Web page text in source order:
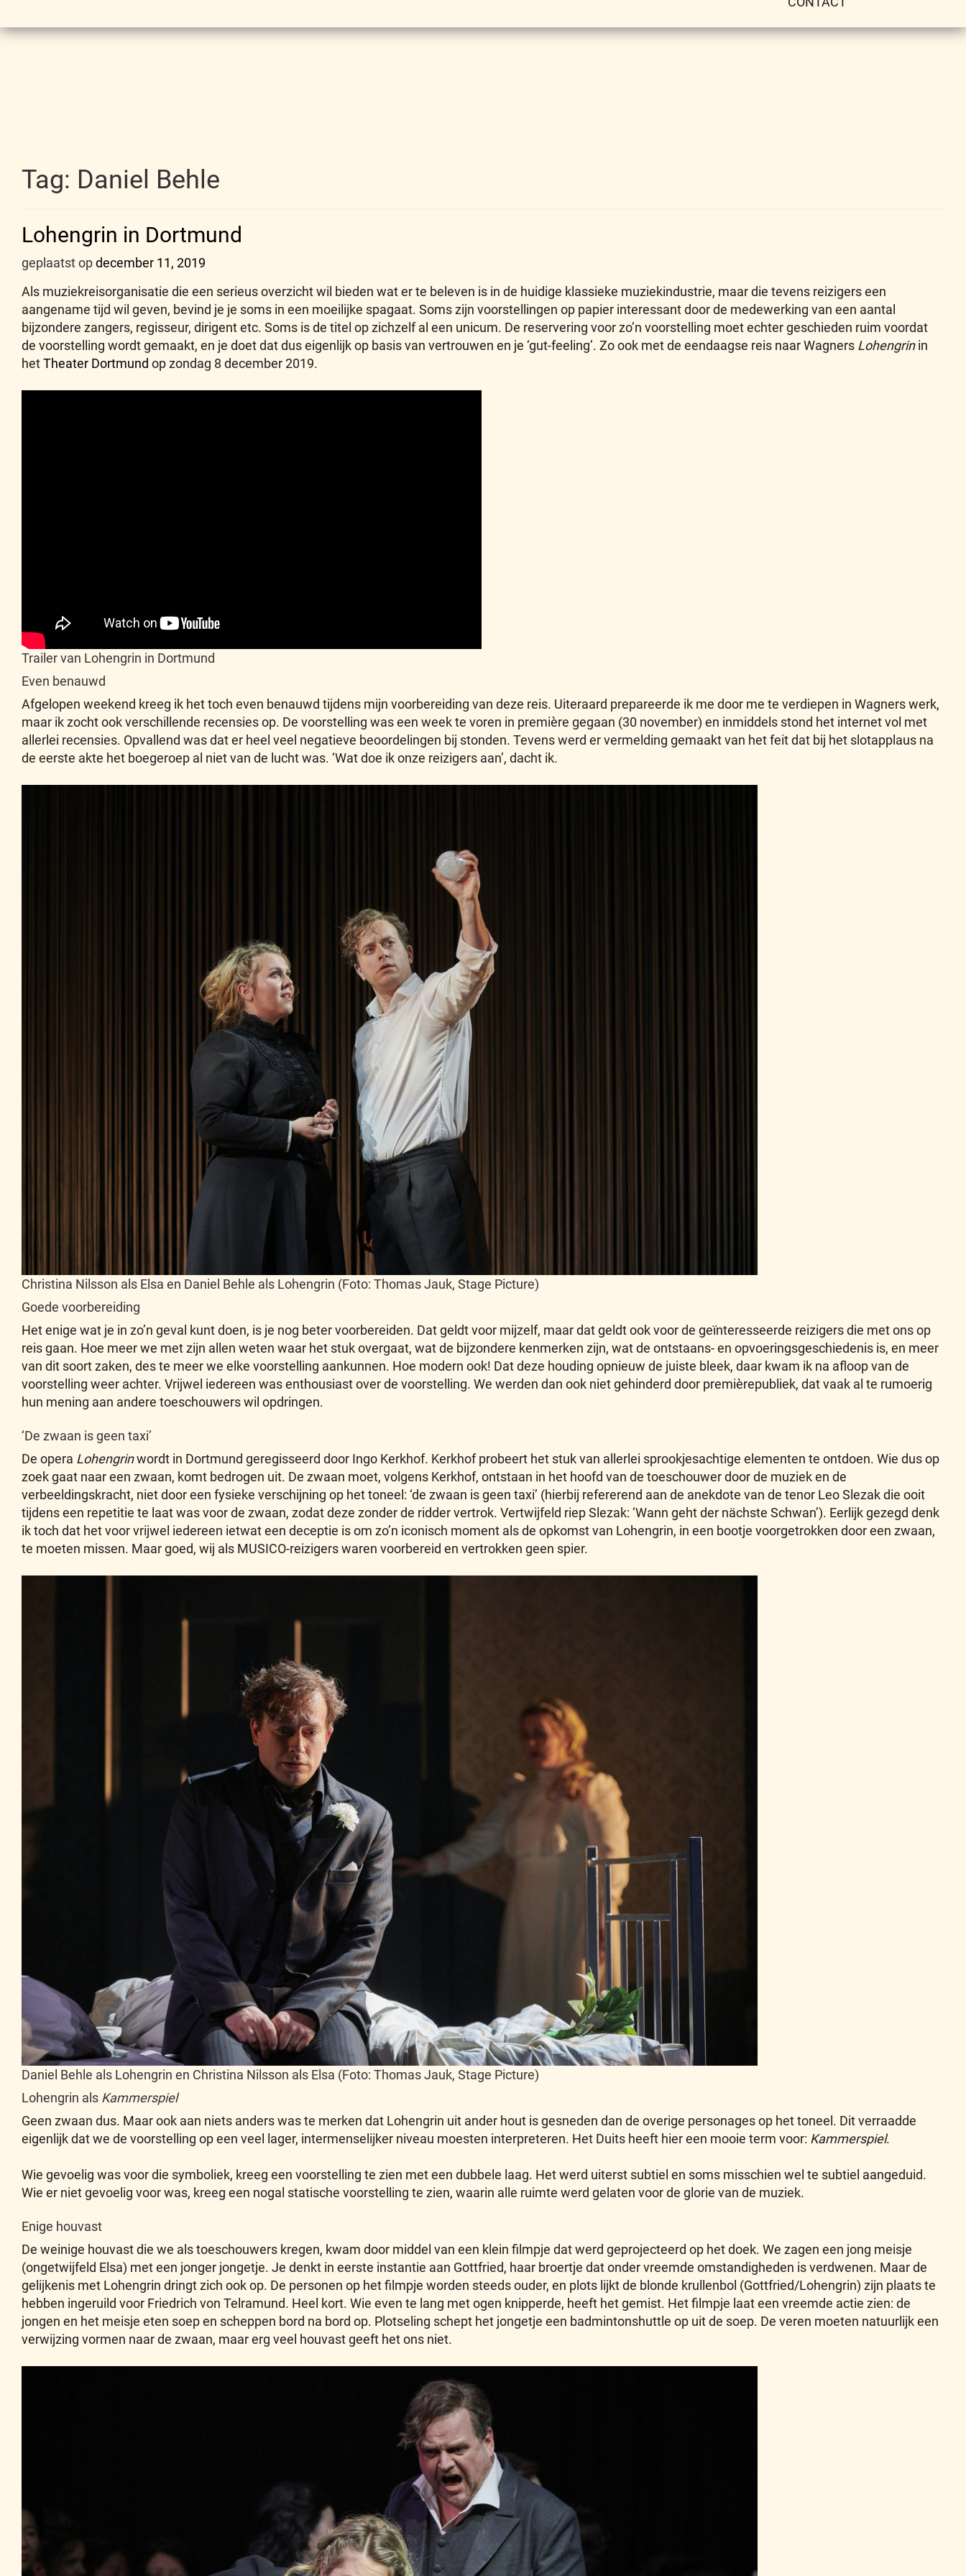
Tag: Daniel Behle
Lohengrin in Dortmund
geplaatst opdecember 11, 2019
Als muziekreisorganisatie die een serieus overzicht wil bieden wat er te beleven is in de huidige klassieke muziekindustrie, maar die tevens reizigers een
aangename tijd wil geven, bevind je je soms in een moeilijke spagaat. Soms zijn voorstellingen op papier interessant door de medewerking van een aantal
bijzondere zangers, regisseur, dirigent etc. Soms is de titel op zichzelf al een unicum. De reservering voor zo’n voorstelling moet echter geschieden ruim voordat
de voorstelling wordt gemaakt, en je doet dat dus eigenlijk op basis van vertrouwen en je ‘gut-feeling’. Zo ook met de eendaagse reis naar Wagners Lohengrinin
hetTheater Dortmund op zondag 8 december 2019.
Trailer van Lohengrin in Dortmund
Even benauwd
Afgelopen weekend kreeg ik het toch even benauwd tijdens mijn voorbereiding van deze reis. Uiteraard prepareerde ik me door me te verdiepen in Wagners werk,
maar ik zocht ook verschillende recensies op. De voorstelling was een week te voren in première gegaan (30 november) en inmiddels stond het internet vol met
allerlei recensies. Opvallend was dat er heel veel negatieve beoordelingen bij stonden. Tevens werd er vermelding gemaakt van het feit dat bij het slotapplaus na
de eerste akte het boegeroep al niet van de lucht was. ‘Wat doe ik onze reizigers aan’, dacht ik.
Christina Nilsson als Elsa en Daniel Behle als Lohengrin (Foto: Thomas Jauk, Stage Picture)
Goede voorbereiding
Het enige wat je in zo’n geval kunt doen, is je nog beter voorbereiden. Dat geldt voor mijzelf, maar dat geldt ook voor de geïnteresseerde reizigers die met ons op
reis gaan. Hoe meer we met zijn allen weten waar het stuk overgaat, wat de bijzondere kenmerken zijn, wat de ontstaans- en opvoeringsgeschiedenis is, en meer
van dit soort zaken, des te meer we elke voorstelling aankunnen. Hoe modern ook! Dat deze houding opnieuw de juiste bleek, daar kwam ik na afloop van de
voorstelling weer achter. Vrijwel iedereen was enthousiast over de voorstelling. We werden dan ook niet gehinderd door premièrepubliek, dat vaak al te rumoerig
hun mening aan andere toeschouwers wil opdringen.
‘De zwaan is geen taxi’
De opera Lohengrinwordt in Dortmund geregisseerd door Ingo Kerkhof. Kerkhof probeert het stuk van allerlei sprookjesachtige elementen te ontdoen. Wie dus op
zoek gaat naar een zwaan, komt bedrogen uit. De zwaan moet, volgens Kerkhof, ontstaan in het hoofd van de toeschouwer door de muziek en de
verbeeldingskracht, niet door een fysieke verschijning op het toneel: ‘de zwaan is geen taxi’ (hierbij refererend aan de anekdote van de tenor Leo Slezak die ooit
tijdens een repetitie te laat was voor de zwaan, zodat deze zonder de ridder vertrok. Vertwijfeld riep Slezak: ‘Wann geht der nächste Schwan’). Eerlijk gezegd denk
ik toch dat het voor vrijwel iedereen ietwat een deceptie is om zo’n iconisch moment als de opkomst van Lohengrin, in een bootje voorgetrokken door een zwaan,
te moeten missen. Maar goed, wij als MUSICO-reizigers waren voorbereid en vertrokken geen spier.
Daniel Behle als Lohengrin en Christina Nilsson als Elsa (Foto: Thomas Jauk, Stage Picture)
Lohengrin als Kammerspiel
Geen zwaan dus. Maar ook aan niets anders was te merken dat Lohengrin uit ander hout is gesneden dan de overige personages op het toneel. Dit verraadde
eigenlijk dat we de voorstelling op een veel lager, intermenselijker niveau moesten interpreteren. Het Duits heeft hier een mooie term voor: Kammerspiel.
Wie gevoelig was voor die symboliek, kreeg een voorstelling te zien met een dubbele laag. Het werd uiterst subtiel en soms misschien wel te subtiel aangeduid.
Wie er niet gevoelig voor was, kreeg een nogal statische voorstelling te zien, waarin alle ruimte werd gelaten voor de glorie van de muziek.
Enige houvast
De weinige houvast die we als toeschouwers kregen, kwam door middel van een klein filmpje dat werd geprojecteerd op het doek. We zagen een jong meisje
(ongetwijfeld Elsa) met een jonger jongetje. Je denkt in eerste instantie aan Gottfried, haar broertje dat onder vreemde omstandigheden is verdwenen. Maar de
gelijkenis met Lohengrin dringt zich ook op. De personen op het filmpje worden steeds ouder, en plots lijkt de blonde krullenbol (Gottfried/Lohengrin) zijn plaats te
hebben ingeruild voor Friedrich von Telramund. Heel kort. Wie even te lang met ogen knipperde, heeft het gemist. Het filmpje laat een vreemde actie zien: de
jongen en het meisje eten soep en scheppen bord na bord op. Plotseling schept het jongetje een badmintonshuttle op uit de soep. De veren moeten natuurlijk een
verwijzing vormen naar de zwaan, maar erg veel houvast geeft het ons niet.